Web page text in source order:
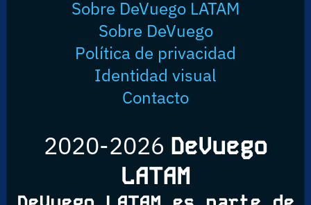
Sobre DeVuego LATAM
Sobre DeVuego
Política de privacidad
Identidad visual
Contacto
2020-2026 DeVuego
LATAM